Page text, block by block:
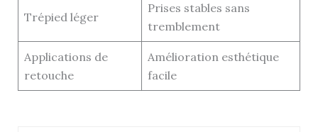
Trépied léger
Prises stables sans
tremblement
Applications de
retouche
Amélioration esthétique
facile